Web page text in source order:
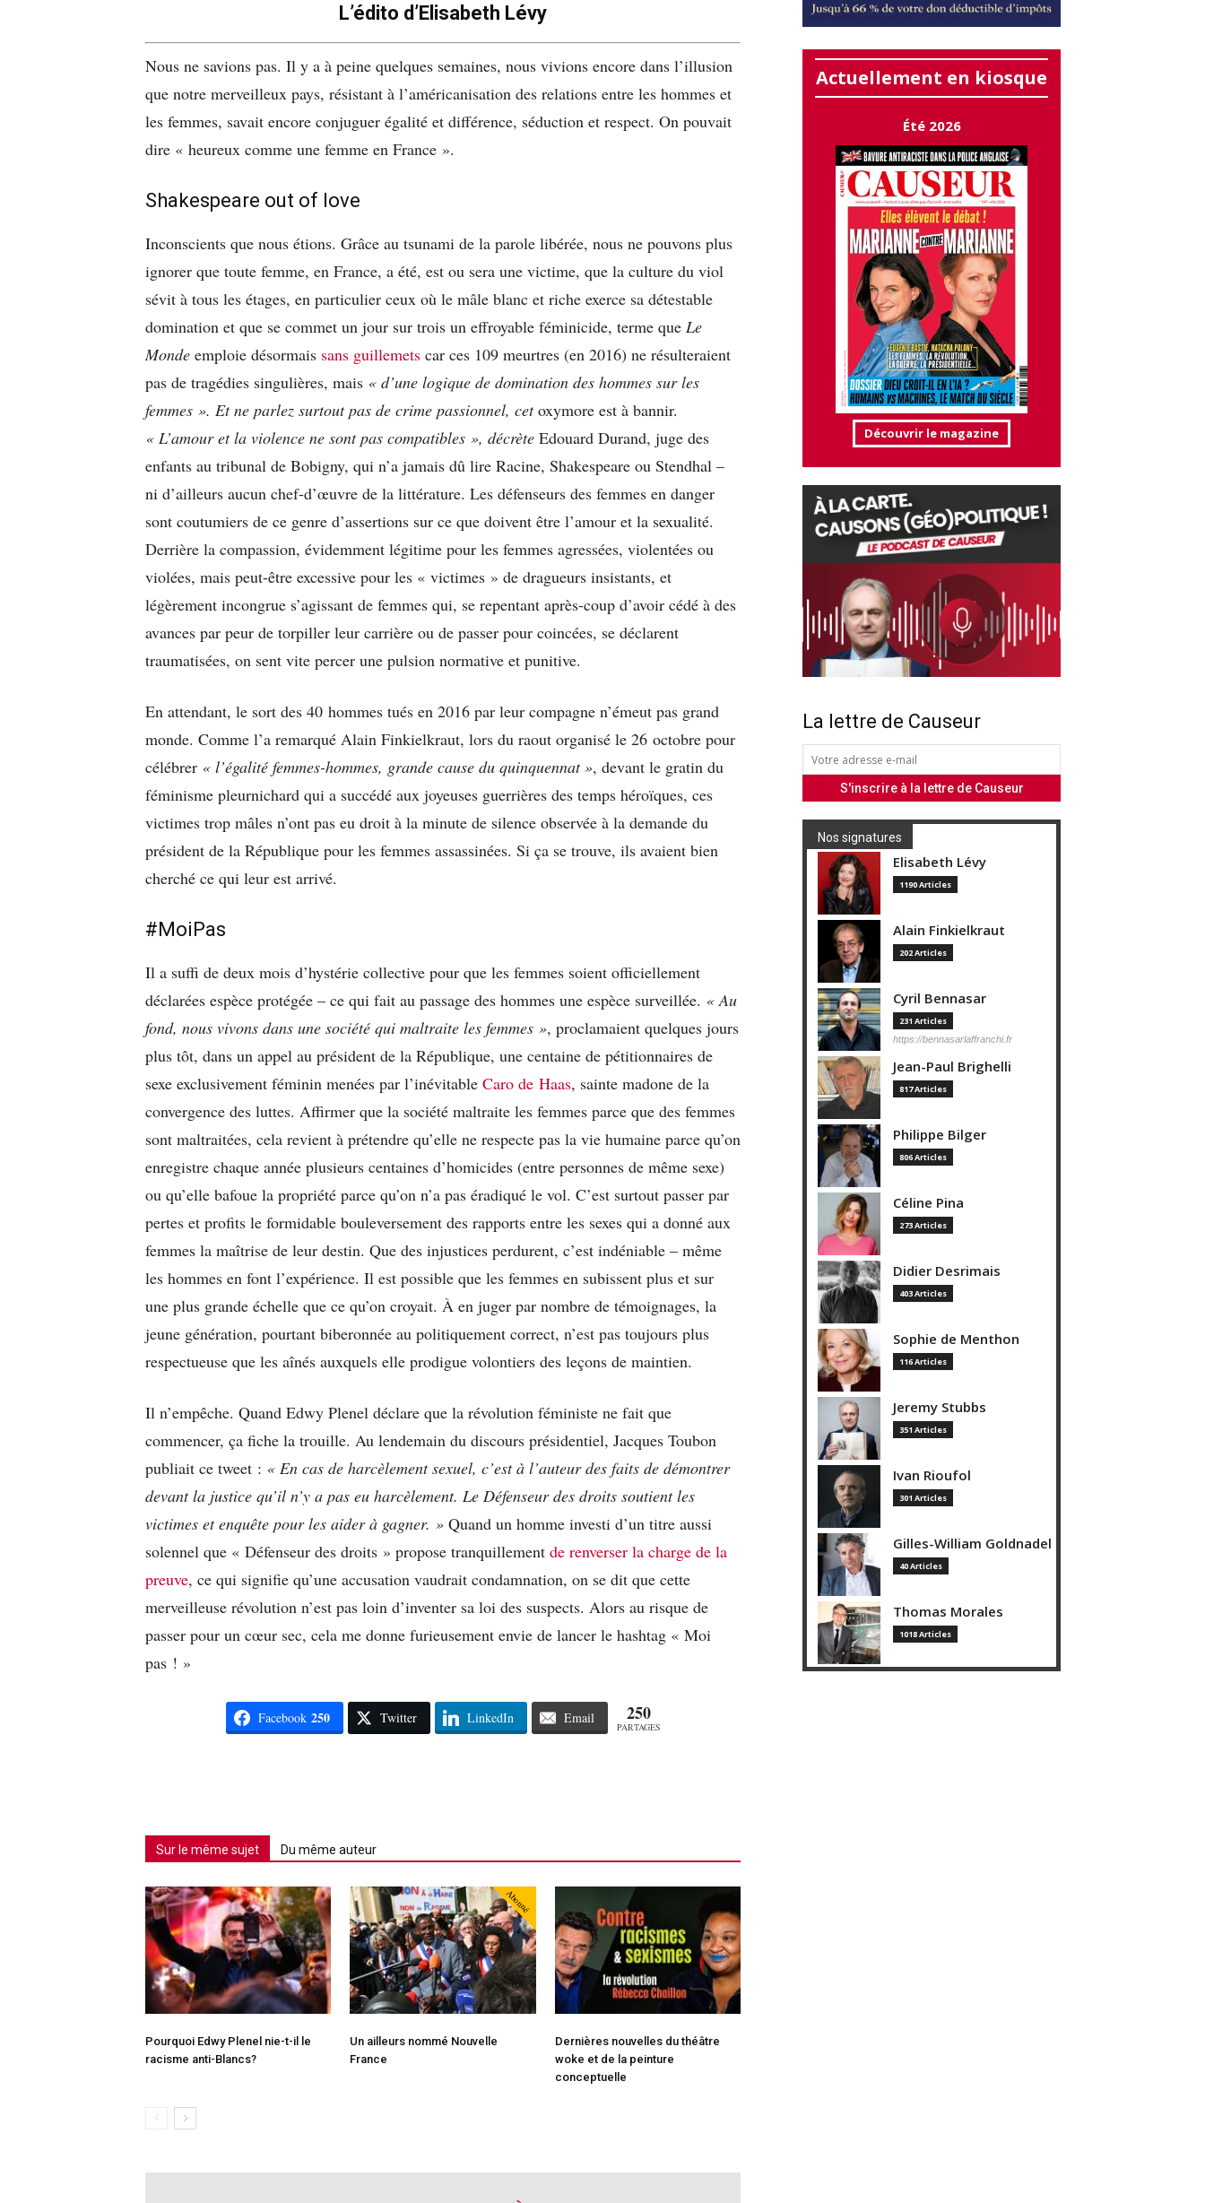
L’édito d’Elisabeth Lévy
Nous ne savions pas. Il y a à peine quelques semaines, nous vivions encore dans l’illusion
que notre merveilleux pays, résistant à l’américanisation des relations entre les hommes et
les femmes, savait encore conjuguer égalité et différence, séduction et respect. On pouvait
dire « heureux comme une femme en France ».
Shakespeare out of love
Inconscients que nous étions. Grâce au tsunami de la parole libérée, nous ne pouvons plus
ignorer que toute femme, en France, a été, est ou sera une victime, que la culture du viol
sévit à tous les étages, en particulier ceux où le mâle blanc et riche exerce sa détestable
domination et que se commet un jour sur trois un effroyable féminicide, terme que Le
Monde emploie désormais sans guillemets car ces 109 meurtres (en 2016) ne résulteraient
pas de tragédies singulières, mais « d’une logique de domination des hommes sur les
femmes ». Et ne parlez surtout pas de crime passionnel, cetoxymore est à bannir.
« L’amour et la violence ne sont pas compatibles », décrète Edouard Durand, juge des
enfants au tribunal de Bobigny, qui n’a jamais dû lire Racine, Shakespeare ou Stendhal –
ni d’ailleurs aucun chef-d’œuvre de la littérature. Les défenseurs des femmes en danger
sont coutumiers de ce genre d’assertions sur ce que doivent être l’amour et la sexualité.
Derrière la compassion, évidemment légitime pour les femmes agressées, violentées ou
violées, mais peut-être excessive pour les « victimes » de dragueurs insistants, et
légèrement incongrue s’agissant de femmes qui, se repentant après-coup d’avoir cédé à des
avances par peur de torpiller leur carrière ou de passer pour coincées, se déclarent
traumatisées, on sent vite percer une pulsion normative et punitive.
En attendant, le sort des 40 hommes tués en 2016 par leur compagne n’émeut pas grand
monde. Comme l’a remarqué Alain Finkielkraut, lors du raout organisé le 26 octobre pour
célébrer « l’égalité femmes-hommes, grande cause du quinquennat », devant le gratin du
féminisme pleurnichard qui a succédé aux joyeuses guerrières des temps héroïques, ces
victimes trop mâles n’ont pas eu droit à la minute de silence observée à la demande du
président de la République pour les femmes assassinées. Si ça se trouve, ils avaient bien
cherché ce qui leur est arrivé.
#MoiPas
Il a suffi de deux mois d’hystérie collective pour que les femmes soient officiellement
déclarées espèce protégée – ce qui fait au passage des hommes une espèce surveillée. « Au
fond, nous vivons dans une société qui maltraite les femmes », proclamaient quelques jours
plus tôt, dans un appel au président de la République, une centaine de pétitionnaires de
sexe exclusivement féminin menées par l’inévitable Caro de Haas, sainte madone de la
convergence des luttes. Affirmer que la société maltraite les femmes parce que des femmes
sont maltraitées, cela revient à prétendre qu’elle ne respecte pas la vie humaine parce qu’on
enregistre chaque année plusieurs centaines d’homicides (entre personnes de même sexe)
ou qu’elle bafoue la propriété parce qu’on n’a pas éradiqué le vol. C’est surtout passer par
pertes et profits le formidable bouleversement des rapports entre les sexes qui a donné aux
femmes la maîtrise de leur destin. Que des injustices perdurent, c’est indéniable – même
les hommes en font l’expérience. Il est possible que les femmes en subissent plus et sur
une plus grande échelle que ce qu’on croyait. À en juger par nombre de témoignages, la
jeune génération, pourtant biberonnée au politiquement correct, n’est pas toujours plus
respectueuse que les aînés auxquels elle prodigue volontiers des leçons de maintien.
Il n’empêche. Quand Edwy Plenel déclare que la révolution féministe ne fait que
commencer, ça fiche la trouille. Au lendemain du discours présidentiel, Jacques Toubon
publiait ce tweet : « En cas de harcèlement sexuel, c’est à l’auteur des faits de démontrer
devant la justice qu’il n’y a pas eu harcèlement. Le Défenseur des droits soutient les
victimes et enquête pour les aider à gagner. » Quand un homme investi d’un titre aussi
solennel que « Défenseur des droits » propose tranquillement de renverser la charge de la
preuve, ce qui signifie qu’une accusation vaudrait condamnation, on se dit que cette
merveilleuse révolution n’est pas loin d’inventer sa loi des suspects. Alors au risque de
passer pour un cœur sec, cela me donne furieusement envie de lancer le hashtag « Moi
pas ! »
Facebook 250 Twitter LinkedIn Email 250
PARTAGES
Sur le même sujet Du même auteur
Pourquoi Edwy Plenel nie-t-il le
racisme anti-Blancs?
Abonné
Un ailleurs nommé Nouvelle
France
Dernières nouvelles du théâtre
woke et de la peinture
conceptuelle
Actuellement en kiosque
Été 2026
Découvrir le magazine
La lettre de Causeur
Nos signatures
Elisabeth Lévy
1190 Articles
Alain Finkielkraut
202 Articles
Cyril Bennasar
231 Articles
https://bennasarlaffranchi.fr
Jean-Paul Brighelli
817 Articles
Philippe Bilger
806 Articles
Céline Pina
273 Articles
Didier Desrimais
403 Articles
Sophie de Menthon
116 Articles
Jeremy Stubbs
351 Articles
Ivan Rioufol
301 Articles
Gilles-William Goldnadel
40 Articles
Thomas Morales
1018 Articles